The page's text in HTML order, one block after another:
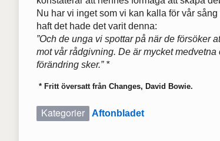
Nu har vi inget som vi kan kalla för vår
haft det hade det varit denna:
”Och de unga vi spottar på när de försöker
mot vår rådgivning. De är mycket
förändring sker.” *
* Fritt översatt från Changes, David Bowie.
Kategorier Aftonbladet